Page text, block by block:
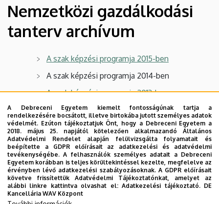
Gazdaságtudományi
Kar
Nemzetközi gazdálkodási
tanterv archívum
A szak képzési programja 2015-ben
A szak képzési programja 2014-ben
A szak képzési programja 2013-ban
A szak képzési programja 2012-ben
A szak képzési programja 2011-ben
A szak képzési programja 2010-ben
A szak képzési programja 2009-ben
A szak képzési programja 2008-ban
A szak képzési programja 2007-ben
A Debreceni Egyetem kiemelt fontosságúnak tartja a
rendelkezésére bocsátott, illetve birtokába jutott személyes adatok
védelmét. Ezúton tájékoztatjuk Önt, hogy a Debreceni Egyetem a
2018. május 25. napjától kötelezően alkalmazandó Általános
Adatvédelmi Rendelet alapján felülvizsgálta folyamatait és
beépítette a GDPR előírásait az adatkezelési és adatvédelmi
tevékenységébe. A felhasználók személyes adatait a Debreceni
Egyetem korábban is teljes körültekintéssel kezelte, megfelelve az
érvényben lévő adatkezelési szabályozásoknak. A GDPR előírásait
követve frissítettük Adatvédelmi Tájékoztatónkat, amelyet az
alábbi linkre kattintva olvashat el:Adatkezelési tájékoztató. DE
Kancellária WAV Központ